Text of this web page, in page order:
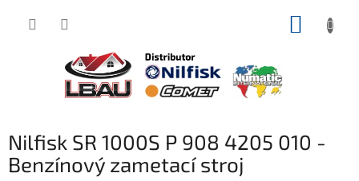
Nilfisk SR 1000S P 908 4205 010 -
Benzínový zametací stroj